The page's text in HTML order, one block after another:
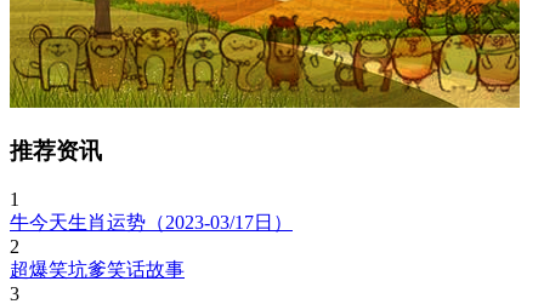
推荐资讯
1
牛今天生肖运势（2023-03/17日）
2
超爆笑坑爹笑话故事
3